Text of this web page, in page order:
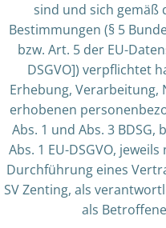
sind und sich gemäß
Bestimmungen (§ 5
bzw. Art. 5 der EU-
DSGVO]) verpflichtet
Erhebung,
erhobenen
Abs. 1 und Abs. 3 BDSG,
Abs. 1 EU-DSGVO,
Durchführung eines
SV Zenting, als
als